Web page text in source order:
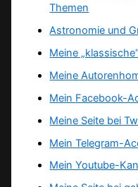
Themen
Astronomie und
Meine
Meine
Mein Facebook-
Meine Seite bei
Mein Telegram-
Mein Youtube-